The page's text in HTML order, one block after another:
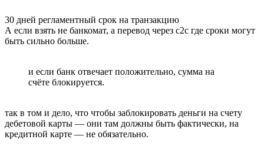
30 дней регламентный срок на транзакцию
А если взять не банкомат, а перевод через c2c где сроки могут
быть сильно больше.
и если банк отвечает положительно, сумма на
счёте блокируется.
так в том и дело, что чтобы заблокировать деньги на счету
дебетовой карты — они там должны быть фактически, на
кредитной карте — не обязательно.